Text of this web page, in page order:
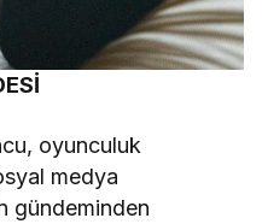
oyunculuk
medya
gündeminden